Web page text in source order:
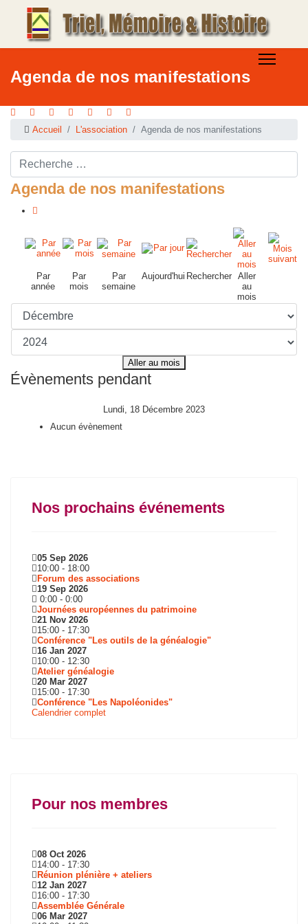
Agenda de nos manifestations
Accueil L'association Agenda de nos manifestations
Rechercher ...
Agenda de nos manifestations
Par
année
Par
mois
Par
semaine
Aujourd'hui Rechercher Aller
au
mois
Aller au mois
Évènements pendant
Lundi, 18 Décembre 2023
Aucun évènement
Nos prochains événements
05 Sep 2026
10:00 - 18:00
Forum des associations
19 Sep 2026
0:00 - 0:00
Journées européennes du patrimoine
21 Nov 2026
15:00 - 17:30
Conférence "Les outils de la généalogie"
16 Jan 2027
10:00 - 12:30
Atelier généalogie
20 Mar 2027
15:00 - 17:30
Conférence "Les Napoléonides"
Calendrier complet
Pour nos membres
08 Oct 2026
14:00 - 17:30
Réunion plénière + ateliers
12 Jan 2027
16:00 - 17:30
Assemblée Générale
06 Mar 2027